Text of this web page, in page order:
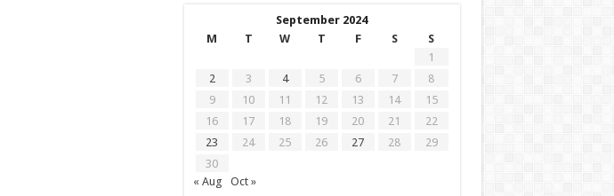
September 2024
M
T W T F S
S
1
2
3 4 5 6 7
8
9
10 11 12 13 14
15
16
17 18 19 20 21
22
23
24 25 26 27 28
29
30
« Aug
Oct »